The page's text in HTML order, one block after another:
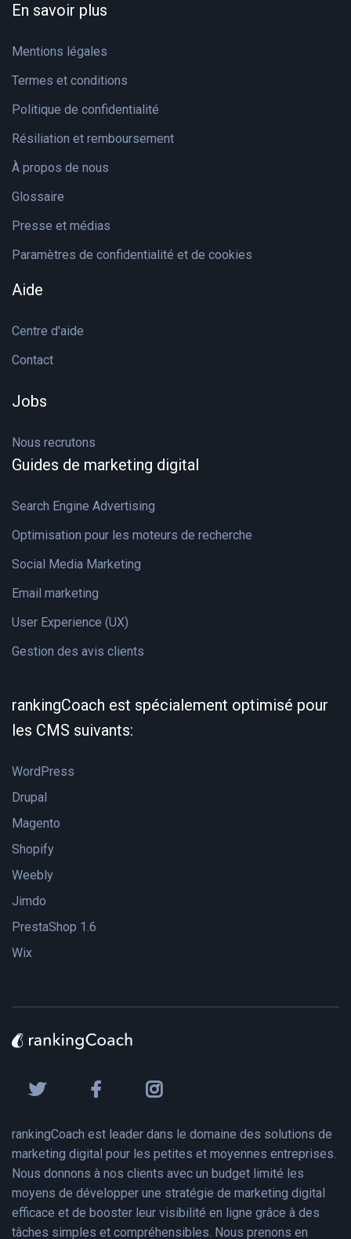
En savoir plus
Mentions légales
Termes et conditions
Politique de confidentialité
Résiliation et remboursement
À propos de nous
Glossaire
Presse et médias
Paramètres de confidentialité et de cookies
Aide
Centre d'aide
Contact
Jobs
Nous recrutons
Guides de marketing digital
Search Engine Advertising
Optimisation pour les moteurs de recherche
Social Media Marketing
Email marketing
User Experience (UX)
Gestion des avis clients
rankingCoach est spécialement optimisé pour
les CMS suivants:
WordPress
Drupal
Magento
Shopify
Weebly
Jimdo
PrestaShop 1.6
Wix
rankingCoach est leader dans le domaine des solutions de
marketing digital pour les petites et moyennes entreprises.
Nous donnons à nos clients avec un budget limité les
moyens de développer une stratégie de marketing digital
efficace et de booster leur visibilité en ligne grâce à des
tâches simples et compréhensibles. Nous prenons en